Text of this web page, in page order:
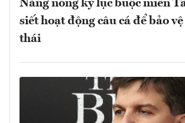
Nắng nóng kỷ lục buộc miền
siết hoạt động câu cá để bảo
thái